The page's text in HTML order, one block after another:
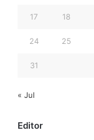
17 18
24 25
31
« Jul
Editor